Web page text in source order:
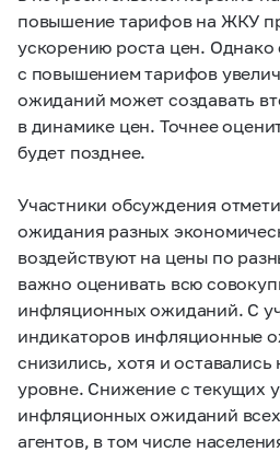
повышение тарифов на ЖКУ
ускорению роста цен. Однако
с повышением тарифов
ожиданий может создавать
в динамике цен. Точнее
будет позднее.
Участники обсуждения
ожидания разных
воздействуют на цены по
важно оценивать всю
инфляционных ожиданий. С
индикаторов инфляционные
снизились, хотя и
уровне. Снижение с текущих
инфляционных ожиданий
агентов, в том числе